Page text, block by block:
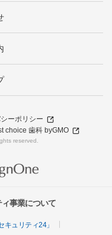
ーポリシー
choice 歯科 byGMO
reserved.
事業について
ュリティ24」